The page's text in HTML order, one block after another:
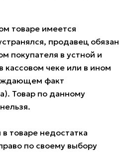
товаре имеется
продавец обязан
покупателя в устной и
кассовом чеке или в ином
факт
Товар по данному
товаре недостатка
по своему выбору